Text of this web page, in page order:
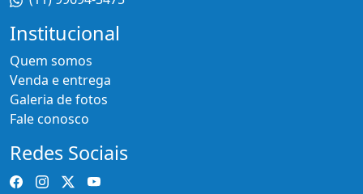
Institucional
Quem somos
Venda e entrega
Galeria de fotos
Fale conosco
Redes Sociais